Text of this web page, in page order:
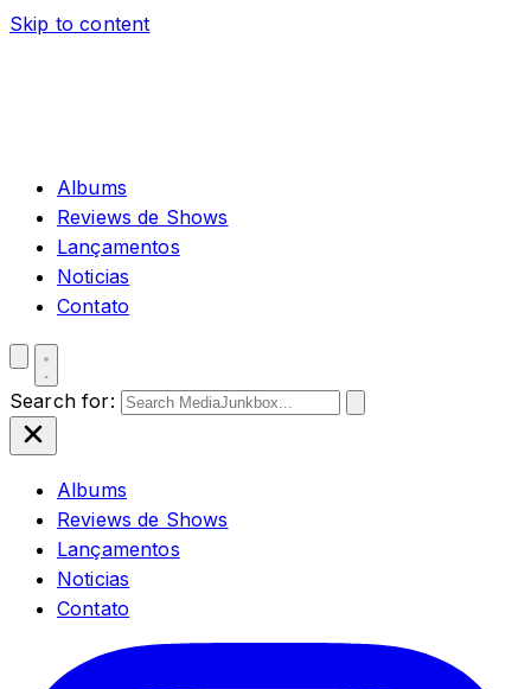
Skip to content
Albums
Reviews de Shows
Lançamentos
Noticias
Contato
Search for:
Albums
Reviews de Shows
Lançamentos
Noticias
Contato